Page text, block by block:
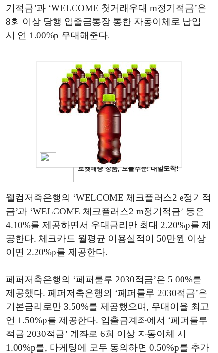
기적금’과 ‘WELCOME 첫거래우대 m정기적금’은
8회 이상 당행 입출금통장 통한 자동이체로 납입
시 연 1.00%p 우대해준다.
웰컴저축은행의 ‘WELCOME 체크플러스2 e정기적
금’과 ‘WELCOME 체크플러스2 m정기적금’ 등은
4.10%를 제공하면서 우대금리만 최대 2.20%p를 제
공한다. 체크카드 월평균 이용실적이 50만원 이상
이면 2.20%p를 제공한다.
페퍼저축은행의 ‘페퍼룰루 2030적금’은 5.00%를
제공했다. 페퍼저축은행의 ‘페퍼룰루 2030적금’은
기본금리로만 3.50%를 제공했으며, 우대이율 최고
연 1.50%p를 제공한다. 입출금계좌에서 ‘페퍼룰루
적금 2030적금’ 계좌로 6회 이상 자동이체 시
1.00%p를, 마케팅에 모두 동의하면 0.50%p를 추가